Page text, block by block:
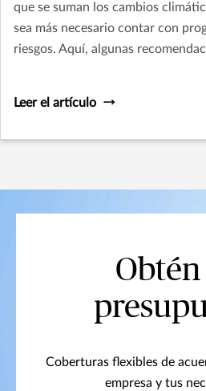
que se suman los cambios
sea más necesario contar con
riesgos. Aquí, algunas
Leer el artículo
Coberturas flexibles de
empresa y tus